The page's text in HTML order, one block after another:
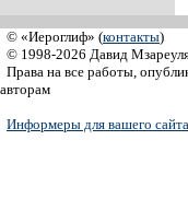
© «Иероглиф» (контакты)
© 1998-2026 Давид
Права на все работы,
авторам
Информеры для вашего сайта